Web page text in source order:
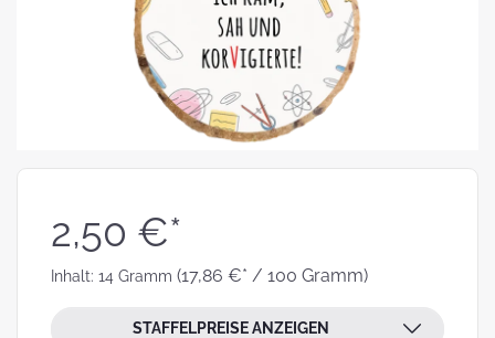
2,50 €*
Inhalt: 14 Gramm (17,86 €* / 100 Gramm)
STAFFELPREISE ANZEIGEN